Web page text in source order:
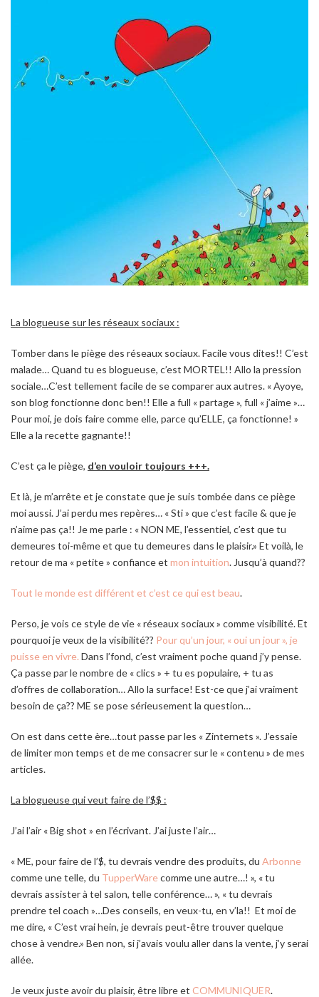
La blogueuse sur les réseaux sociaux :
Tomber dans le piège des réseaux sociaux. Facile vous dites!! C’est
malade… Quand tu es blogueuse, c’est MORTEL!! Allo la pression
sociale…C’est tellement facile de se comparer aux autres. « Ayoye,
son blog fonctionne donc ben!! Elle a full « partage », full « j’aime »…
Pour moi, je dois faire comme elle, parce qu’ELLE, ça fonctionne! »
Elle a la recette gagnante!!
C’est ça le piège, d’en vouloir toujours +++.
Et là, je m’arrête et je constate que je suis tombée dans ce piège
moi aussi. J’ai perdu mes repères… « Sti » que c’est facile & que je
n’aime pas ça!! Je me parle : « NON ME, l’essentiel, c’est que tu
demeures toi-même et que tu demeures dans le plaisir.» Et voilà, le
retour de ma « petite » confiance et mon intuition. Jusqu’à quand??
Tout le monde est différent et c’est ce qui est beau.
Perso, je vois ce style de vie « réseaux sociaux » comme visibilité. Et
pourquoi je veux de la visibilité?? Pour qu’un jour, « oui un jour », je
puisse en vivre. Dans l’fond, c’est vraiment poche quand j’y pense.
Ça passe par le nombre de « clics » + tu es populaire, + tu as
d’offres de collaboration… Allo la surface! Est-ce que j’ai vraiment
besoin de ça?? ME se pose sérieusement la question…
On est dans cette ère…tout passe par les « Zinternets ». J’essaie
de limiter mon temps et de me consacrer sur le « contenu » de mes
articles.
La blogueuse qui veut faire de l’$$ :
J’ai l’air « Big shot » en l’écrivant. J’ai juste l’air…
« ME, pour faire de l’$, tu devrais vendre des produits, du Arbonne
comme une telle, du TupperWarecomme une autre…! », « tu
devrais assister à tel salon, telle conférence… », « tu devrais
prendre tel coach »…Des conseils, en veux-tu, en v’la!! Et moi de
me dire, « C’est vrai hein, je devrais peut-être trouver quelque
chose à vendre.» Ben non, si j’avais voulu aller dans la vente, j’y serai
allée.
Je veux juste avoir du plaisir, être libre et COMMUNIQUER.